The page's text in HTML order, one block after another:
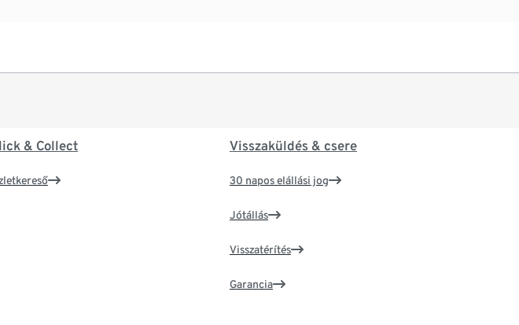
& Collect Visszaküldés & csere
30 napos elállási jog
Jótállás
Visszatérítés
Garancia